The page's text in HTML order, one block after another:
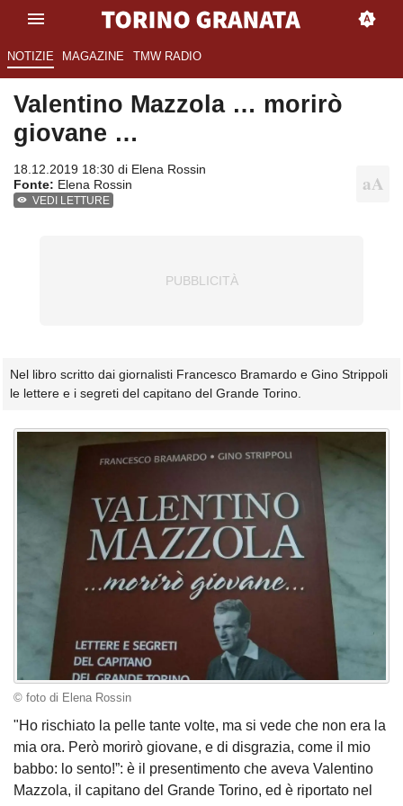
NOTIZIE MAGAZINE TMW RADIO
Valentino Mazzola … morirò
giovane …
18.12.2019 18:30 di Elena Rossin
Fonte: Elena Rossin
VEDI LETTURE
Nel libro scritto dai giornalisti Francesco Bramardo e Gino Strippoli
le lettere e i segreti del capitano del Grande Torino.
© foto di Elena Rossin
"Ho rischiato la pelle tante volte, ma si vede che non era la
mia ora. Però morirò giovane, e di disgrazia, come il mio
babbo: lo sento!”: è il presentimento che aveva Valentino
Mazzola, il capitano del Grande Torino, ed è riportato nel